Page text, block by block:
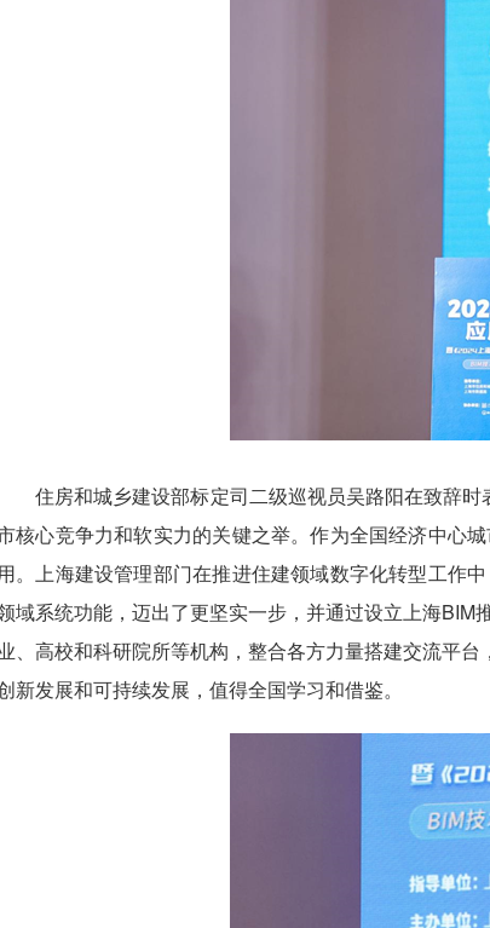
住房和城乡建设部标定司二级巡视员吴路阳在致辞时
核心竞争力和软实力的关键之举。作为全国经济中心
。上海建设管理部门在推进住建领域数字化转型工作
域系统功能，迈出了更坚实一步，并通过设立上海
、高校和科研院所等机构，整合各方力量搭建交流平
新发展和可持续发展，值得全国学习和借鉴。